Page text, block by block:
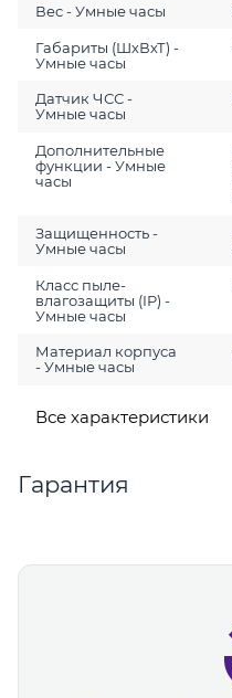
Вес - Умные часы
Габариты (ШхВхТ) -
Умные часы
Датчик ЧСС -
Умные часы
Дополнительные
функции - Умные
часы
Защищенность -
Умные часы
Класс пыле-
влагозащиты (IP) -
Умные часы
Материал корпуса
- Умные часы
Все характеристики
Гарантия